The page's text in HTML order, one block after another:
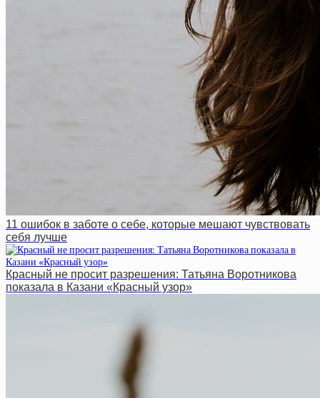
11 ошибок в заботе о себе, которые мешают чувствовать
себя лучше
Красный не просит разрешения: Татьяна Воротникова
показала в Казани «Красный узор»